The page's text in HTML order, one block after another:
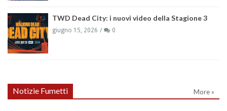
TWD Dead City: i nuovi video della Stagione 3
giugno 15, 2026 0
Notizie Fumetti More »